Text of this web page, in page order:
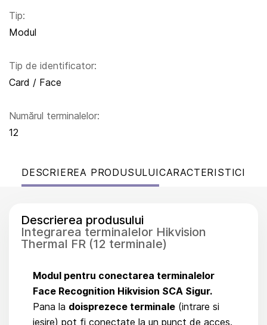
Tip:
Modul
Tip de identificator:
Card / Face
Numărul terminalelor:
12
DESCRIEREA PRODUSULUICARACTERISTICI
Descrierea produsului
Integrarea terminalelor Hikvision
Thermal FR (12 terminale)
Modul pentru conectarea terminalelor
Face Recognition Hikvision SCA Sigur.
Pana la doisprezece terminale (intrare si
iesire) pot fi conectate la un punct de acces.